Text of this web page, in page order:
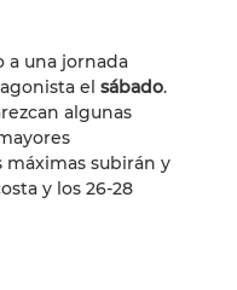
a una jornada
el sábado.
algunas
máximas subirán y
y los 26-28